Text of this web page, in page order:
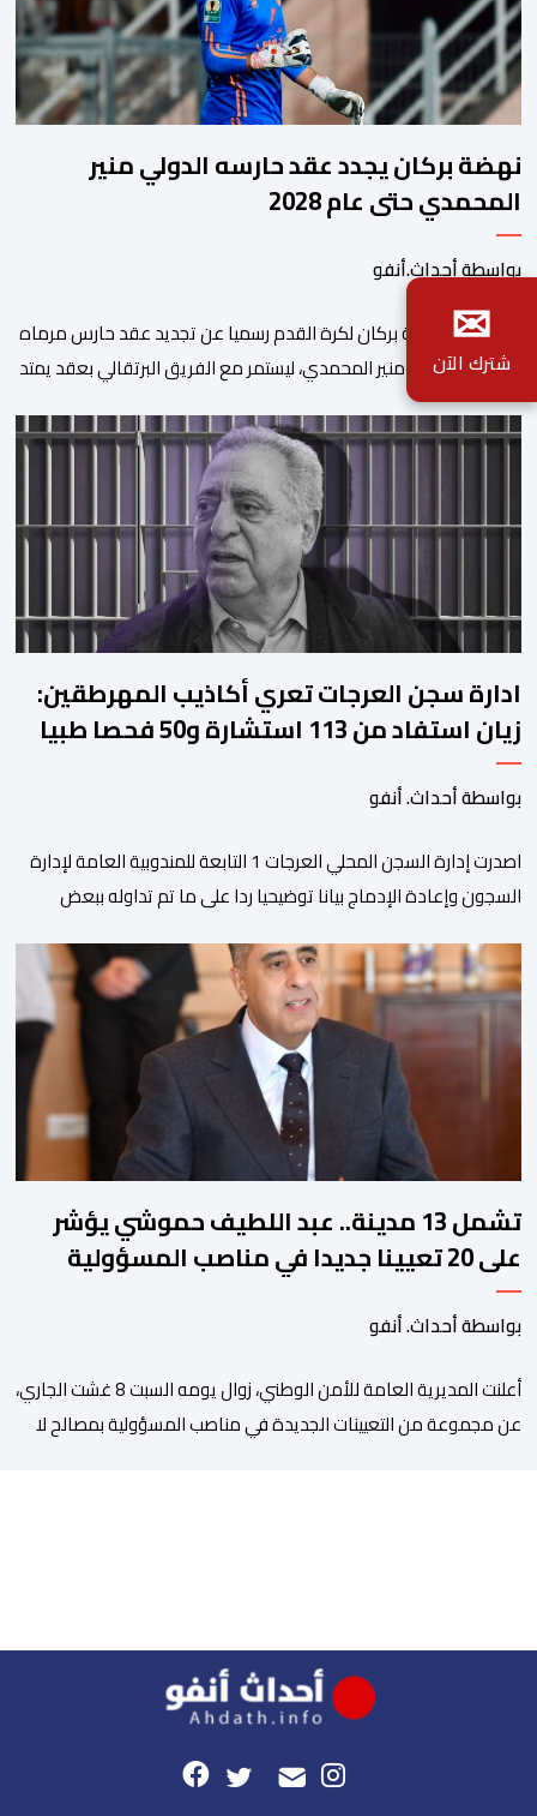
نهضة بركان يجدد عقد حارسه الدولي منير
المحمدي حتى عام 2028
بواسطة أحداث.أنفو
​أعلن نادي نهضة بركان لكرة القدم رسميا عن تجديد عقد حارس مرماه
الدولي المغربي منير المحمدي، ليستمر مع الفريق البرتقالي بعقد يمتد
على منصات التواصل الاجتماعي، مصحوبا بعبارة “الرحلة مستمرة”، في
إشارة إلى رغبة الإدارة في الحفاظ على ركائز الفريق والتعزيز من
ادارة سجن العرجات تعري أكاذيب المهرطقين:
زيان استفاد من 113 استشارة و50 فحصا طبيا
بواسطة أحداث. أنفو
اصدرت إدارة السجن المحلي العرجات 1 التابعة للمندوبية العامة لإدارة
السجون وإعادة الإدماج بيانا توضيحيا ردا على ما تم تداوله ببعض
زيان، المعتقل بالمؤسسة ذاتها، وذلك لتنوير الرأي العام بالحقائق
والمعطيات الدقيقة.واوضحت إدارة المؤسسة السجنية أن المعني
بالأمر يستفيد منذ إيداعه من تتبع طبي منتظم ومستمر وفقا […]
تشمل 13 مدينة.. عبد اللطيف حموشي يؤشر
على 20 تعيينا جديدا في مناصب المسؤولية
بمصالح الأمن الوطني
بواسطة أحداث. أنفو
أعلنت المديرية العامة للأمن الوطني، زوال يومه السبت 8 غشت الجاري،
عن مجموعة من التعيينات الجديدة في مناصب المسؤولية بمصالح لا
✉
شترك الآن